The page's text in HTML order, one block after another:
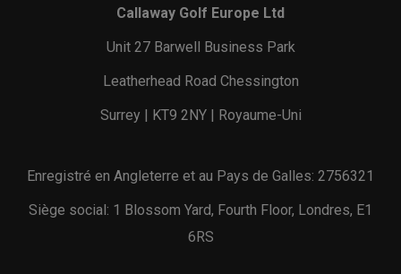
Callaway Golf Europe Ltd
Unit 27 Barwell Business Park
Leatherhead Road Chessington
Surrey | KT9 2NY | Royaume-Uni
Enregistré en Angleterre et au Pays de Galles: 2756321
Siège social: 1 Blossom Yard, Fourth Floor, Londres, E1
6RS